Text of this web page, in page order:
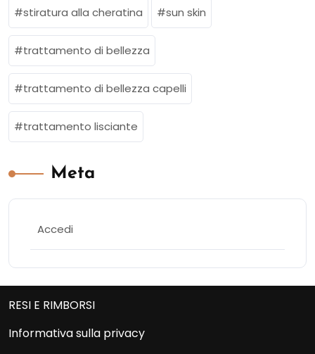
stiratura alla cheratina sun skin
trattamento di bellezza
trattamento di bellezza capelli
trattamento lisciante
Meta
Accedi
RESI E RIMBORSI
Informativa sulla privacy